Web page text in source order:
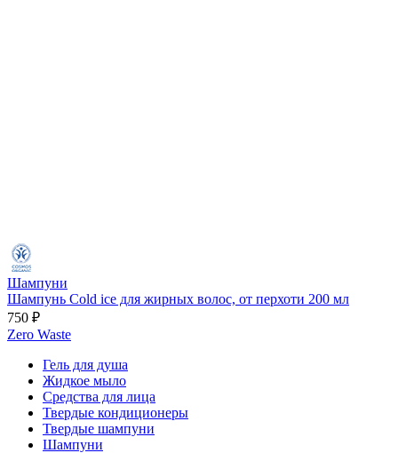
Шампуни
Шампунь Cold ice для жирных волос, от перхоти 200 мл
750 ₽
Zero Waste
Гель для душа
Жидкое мыло
Средства для лица
Твердые кондиционеры
Твердые шампуни
Шампуни